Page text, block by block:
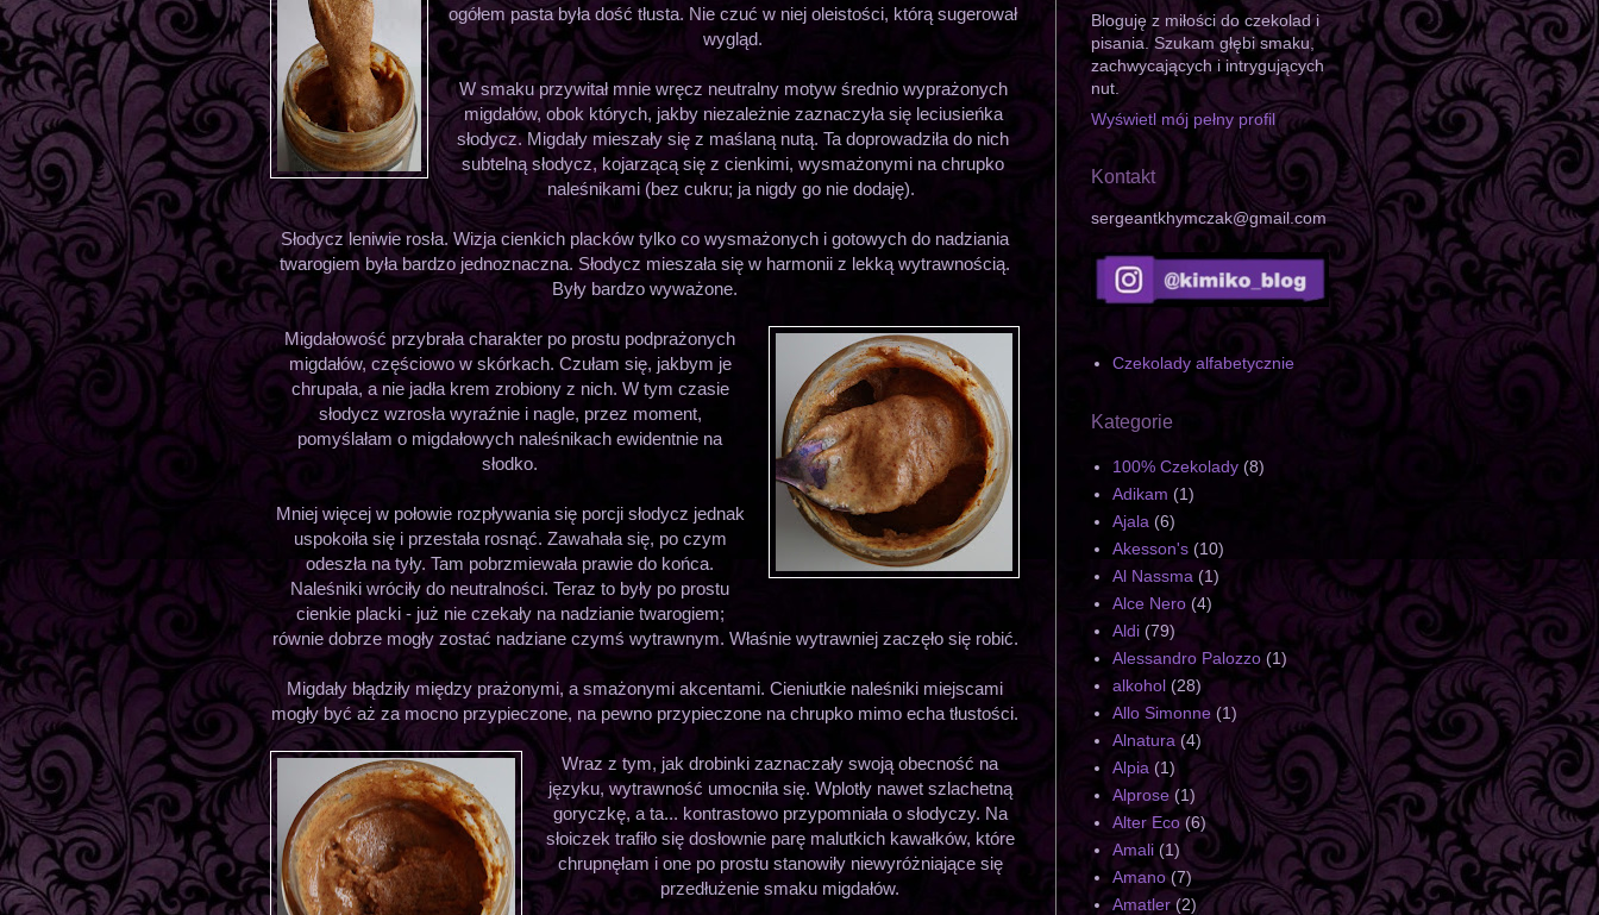
ogółem pasta była dość tłusta. Nie czuć w niej oleistości, którą sugerował
wygląd.
W smaku przywitał mnie wręcz neutralny motyw średnio wyprażonych
migdałów, obok których, jakby niezależnie zaznaczyła się leciusieńka
słodycz. Migdały mieszały się z maślaną nutą. Ta doprowadziła do nich
subtelną słodycz, kojarzącą się z cienkimi, wysmażonymi na chrupko
naleśnikami (bez cukru; ja nigdy go nie dodaję).
Słodycz leniwie rosła. Wizja cienkich placków tylko co wysmażonych i gotowych do nadziania
twarogiem była bardzo jednoznaczna. Słodycz mieszała się w harmonii z lekką wytrawnością.
Były bardzo wyważone.
Migdałowość przybrała charakter po prostu podprażonych
migdałów, częściowo w skórkach. Czułam się, jakbym je
chrupała, a nie jadła krem zrobiony z nich. W tym czasie
słodycz wzrosła wyraźnie i nagle, przez moment,
pomyślałam o migdałowych naleśnikach ewidentnie na
słodko.
Mniej więcej w połowie rozpływania się porcji słodycz jednak
uspokoiła się i przestała rosnąć. Zawahała się, po czym
odeszła na tyły. Tam pobrzmiewała prawie do końca.
Naleśniki wróciły do neutralności. Teraz to były po prostu
cienkie placki - już nie czekały na nadzianie twarogiem;
równie dobrze mogły zostać nadziane czymś wytrawnym. Właśnie wytrawniej zaczęło się robić.
Migdały błądziły między prażonymi, a smażonymi akcentami. Cieniutkie naleśniki miejscami
mogły być aż za mocno przypieczone, na pewno przypieczone na chrupko mimo echa tłustości.
Wraz z tym, jak drobinki zaznaczały swoją obecność na
języku, wytrawność umocniła się. Wplotły nawet szlachetną
goryczkę, a ta... kontrastowo przypomniała o słodyczy. Na
słoiczek trafiło się dosłownie parę malutkich kawałków, które
chrupnęłam i one po prostu stanowiły niewyróżniające się
przedłużenie smaku migdałów.
Bloguję z miłości do czekolad i
pisania. Szukam głębi smaku,
zachwycających i intrygujących
nut.
Wyświetl mój pełny profil
Kontakt
sergeantkhymczak@gmail.com
Czekolady alfabetycznie
Kategorie
100% Czekolady (8)
Adikam (1)
Ajala (6)
Akesson's (10)
Al Nassma (1)
Alce Nero (4)
Aldi (79)
Alessandro Palozzo (1)
alkohol (28)
Allo Simonne (1)
Alnatura (4)
Alpia (1)
Alprose (1)
Alter Eco (6)
Amali (1)
Amano (7)
Amatler (2)